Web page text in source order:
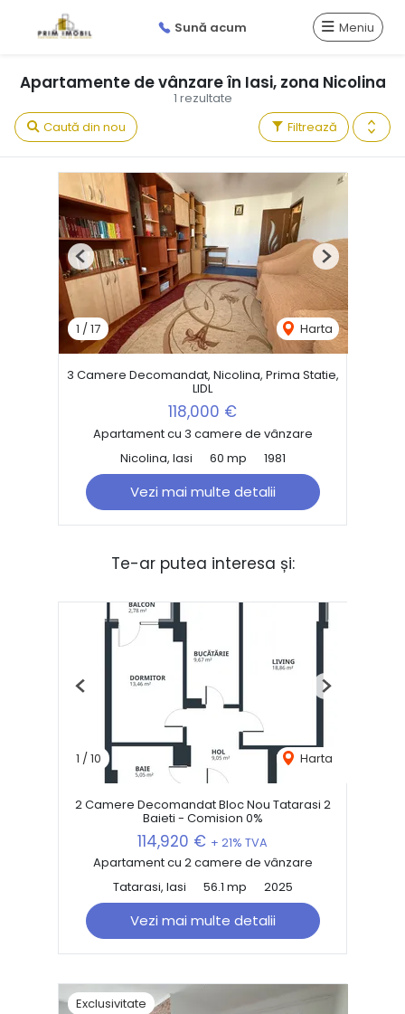
Sună acum Meniu
1 rezultate
Apartamente de vânzare în Iasi, zona Nicolina
Filtrează
Caută din nou
1 /17 Harta
Previous Next
3 Camere Decomandat, Nicolina, Prima Statie,
LIDL
118,000 €
Apartament cu 3 camere de vânzare
Nicolina, Iasi
60 mp 1981
Vezi mai multe detalii
Te-ar putea interesa și:
1 /10 Harta
Previous Next
2 Camere Decomandat Bloc Nou Tatarasi 2
Baieti - Comision 0%
114,920 € + 21% TVA
Apartament cu 2 camere de vânzare
Tatarasi, Iasi
56.1 mp 2025
Vezi mai multe detalii
Exclusivitate